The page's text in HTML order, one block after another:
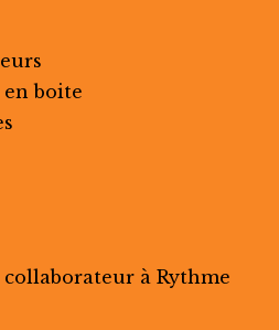
boite
à Rythme